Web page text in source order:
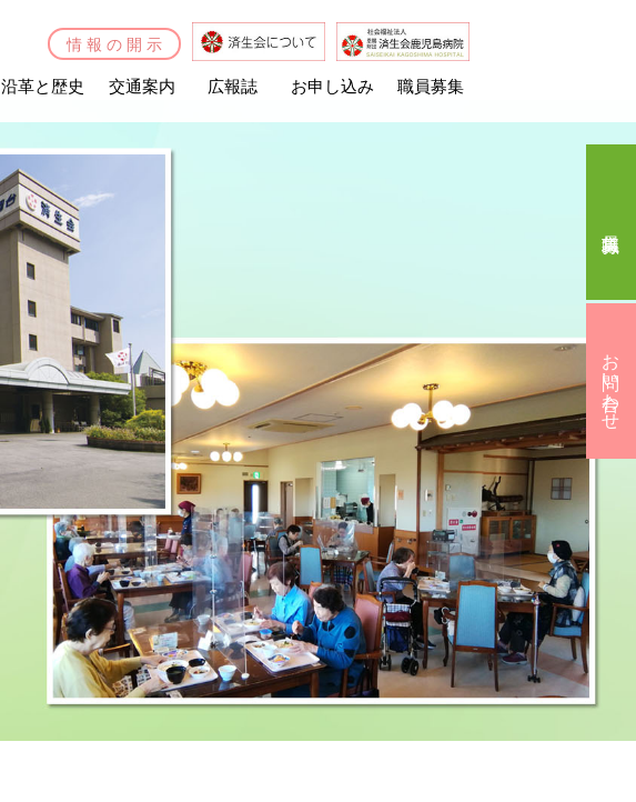
情報の開示
済生会なでしこの杜
ホームヘルプステーション高喜苑
なでしこ訪問看護ステーション
沿革と歴史 交通案内 広報誌 お申し込み 職員募集
お問い合わせ